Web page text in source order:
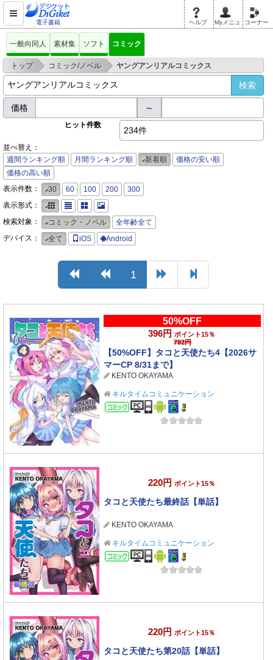
電子書籍 ヘルプ Myメニュ コーナー
一般向同人 素材集 ソフト コミック
トップ > コミック/ノベル > ヤングアンリアルコミックス
価格 ～
ヒット件数
234件
並べ替え：
週間ランキング順
月間ランキング順 新着順
価格の安い順
価格の高い順
表示件数：
30 60 100 200
300
表示形式：
検索対象：
コミック・ノベル
全年齢全て
デバイス：
全て iOS Android
1
50%OFF
396円 ポイント15％
792円
【50%OFF】タコと天使たち4【2026サ
マーCP 8/31まで】
KENTO OKAYAMA
キルタイムコミュニケーション
コミック
220円 ポイント15％
タコと天使たち最終話【単話】
KENTO OKAYAMA
キルタイムコミュニケーション
コミック
220円 ポイント15％
タコと天使たち第20話【単話】